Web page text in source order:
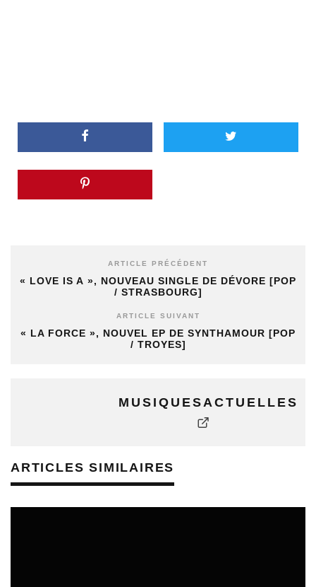
ARTICLE PRÉCÉDENT
« LOVE IS A », NOUVEAU SINGLE DE DÉVORE [POP
/ STRASBOURG]
ARTICLE SUIVANT
« LA FORCE », NOUVEL EP DE SYNTHAMOUR [POP
/ TROYES]
MUSIQUESACTUELLES
ARTICLES SIMILAIRES